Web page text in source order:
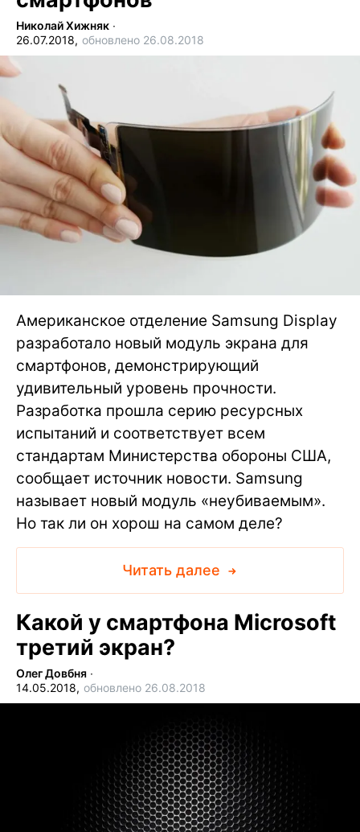
Николай Хижняк ∙
26.07.2018, обновлено 26.08.2018
Американское отделение Samsung Display
разработало новый модуль экрана для
смартфонов, демонстрирующий
удивительный уровень прочности.
Разработка прошла серию ресурсных
испытаний и соответствует всем
стандартам Министерства обороны США,
сообщает источник новости. Samsung
называет новый модуль «неубиваемым».
Но так ли он хорош на самом деле?
Читать далее
Какой у смартфона Microsoft
третий экран?
Олег Довбня ∙
14.05.2018, обновлено 26.08.2018